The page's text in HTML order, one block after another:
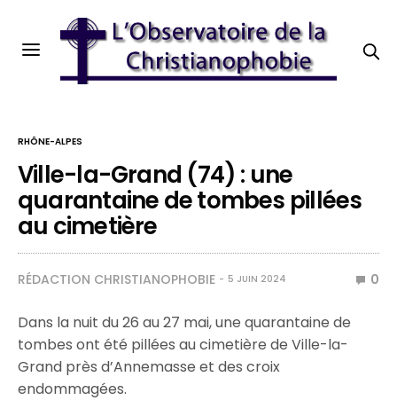
RHÔNE-ALPES
Ville-la-Grand (74) : une
quarantaine de tombes pillées
au cimetière
RÉDACTION CHRISTIANOPHOBIE 5 JUIN 2024 0
Dans la nuit du 26 au 27 mai, une quarantaine de
tombes ont été pillées au cimetière de Ville-la-
Grand près d’Annemasse et des croix
endommagées.